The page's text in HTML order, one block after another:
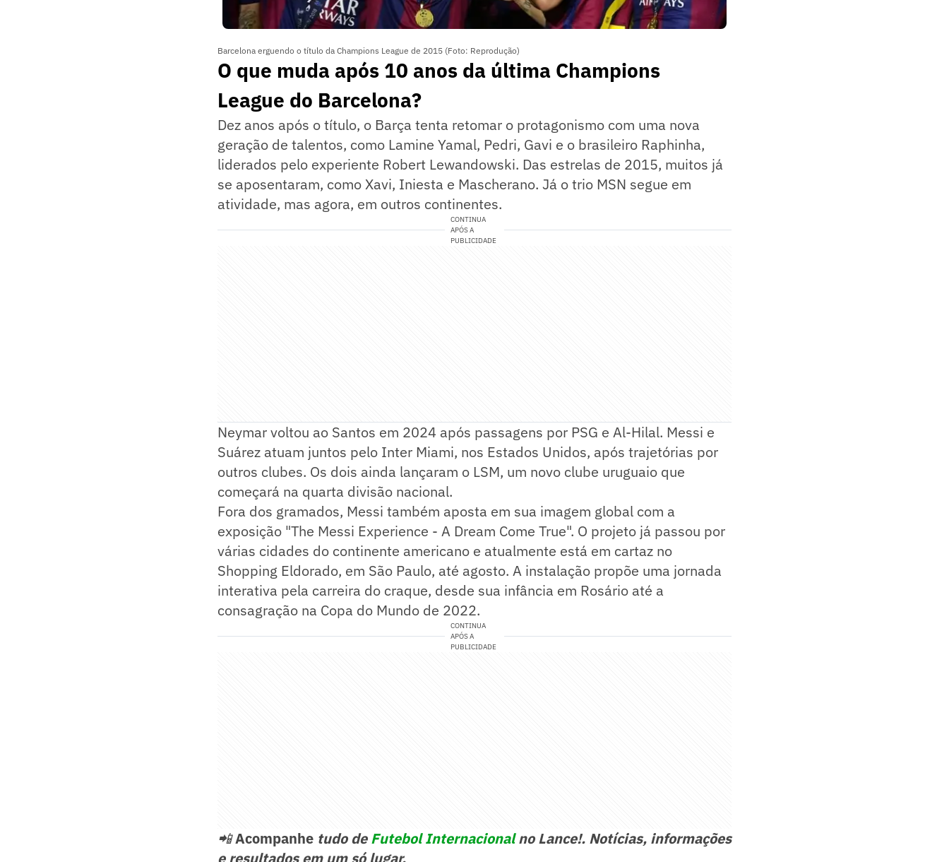
Barcelona erguendo o título da Champions League de 2015 (Foto: Reprodução)
O que muda após 10 anos da última Champions
League do Barcelona?
Dez anos após o título, o Barça tenta retomar o protagonismo com uma nova
geração de talentos, como Lamine Yamal, Pedri, Gavi e o brasileiro Raphinha,
liderados pelo experiente Robert Lewandowski. Das estrelas de 2015, muitos já
se aposentaram, como Xavi, Iniesta e Mascherano. Já o trio MSN segue em
atividade, mas agora, em outros continentes.
CONTINUA
APÓS A
PUBLICIDADE
Neymar voltou ao Santos em 2024 após passagens por PSG e Al-Hilal. Messi e
Suárez atuam juntos pelo Inter Miami, nos Estados Unidos, após trajetórias por
outros clubes. Os dois ainda lançaram o LSM, um novo clube uruguaio que
começará na quarta divisão nacional.
Fora dos gramados, Messi também aposta em sua imagem global com a
exposição "The Messi Experience - A Dream Come True". O projeto já passou por
várias cidades do continente americano e atualmente está em cartaz no
Shopping Eldorado, em São Paulo, até agosto. A instalação propõe uma jornada
interativa pela carreira do craque, desde sua infância em Rosário até a
consagração na Copa do Mundo de 2022.
CONTINUA
APÓS A
PUBLICIDADE
📲Acompanhe tudo deFutebol Internacionalno Lance!. Notícias, informações